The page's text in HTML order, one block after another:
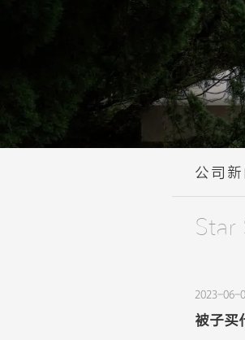
公司新
2023-06-
被子买